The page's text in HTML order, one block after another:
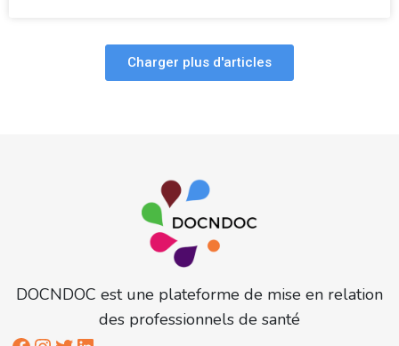
Charger plus d'articles
DOCNDOC est une plateforme de mise en relation
des professionnels de santé